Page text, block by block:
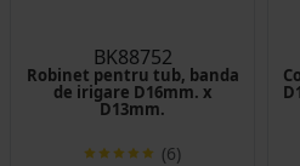
BK88752
Robinet pentru tub, banda
de irigare D16mm. x
D13mm.
(6)